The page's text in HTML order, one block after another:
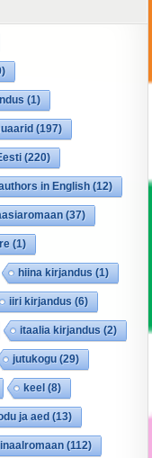
(1)
(197)
(220)
in English (12)
(37)
(1)
hiina kirjandus (1)
iiri kirjandus (6)
itaalia kirjandus (2)
jutukogu (29)
keel (8)
ja aed (13)
(112)